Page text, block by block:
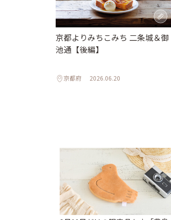
京都よりみちこみち 二条城＆御
池通【後編】
京都府 2026.06.20